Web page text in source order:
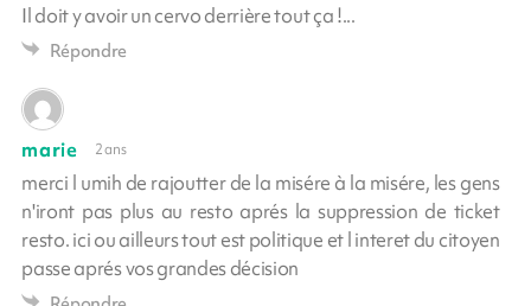
Il doit y avoir un cervo derrière tout ça !...
Répondre
marie 2 ans
merci l umih de rajoutter de la misére à la misére, les gens
n'iront pas plus au resto aprés la suppression de ticket
resto. ici ou ailleurs tout est politique et l interet du citoyen
passe aprés vos grandes décision